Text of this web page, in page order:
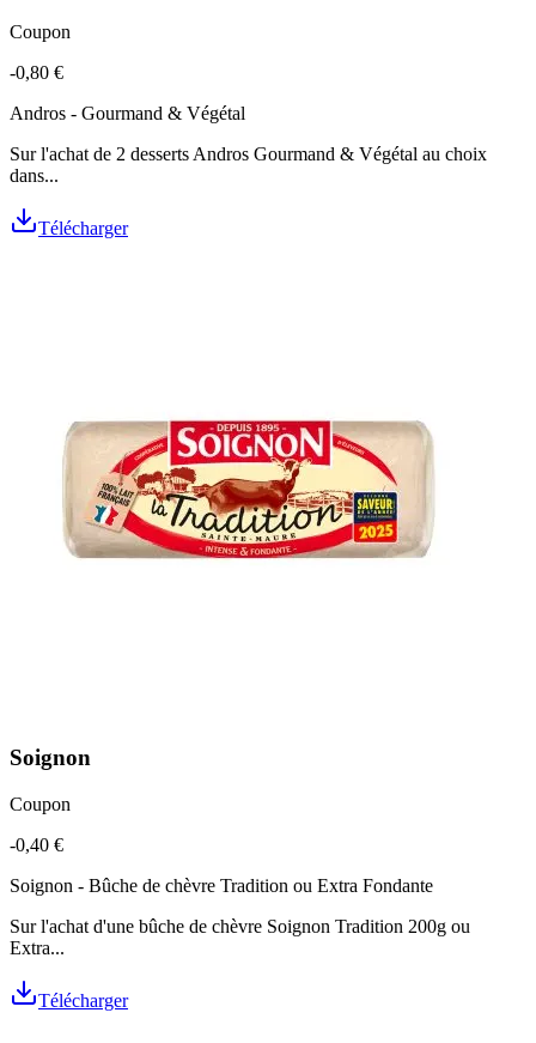
Coupon
-0,80 €
Andros - Gourmand & Végétal
Sur l'achat de 2 desserts Andros Gourmand & Végétal au choix
dans...
Télécharger
Soignon
Coupon
-0,40 €
Soignon - Bûche de chèvre Tradition ou Extra Fondante
Sur l'achat d'une bûche de chèvre Soignon Tradition 200g ou
Extra...
Télécharger